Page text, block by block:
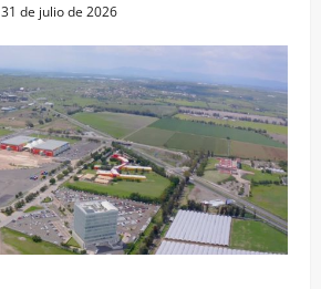
31 de julio de 2026